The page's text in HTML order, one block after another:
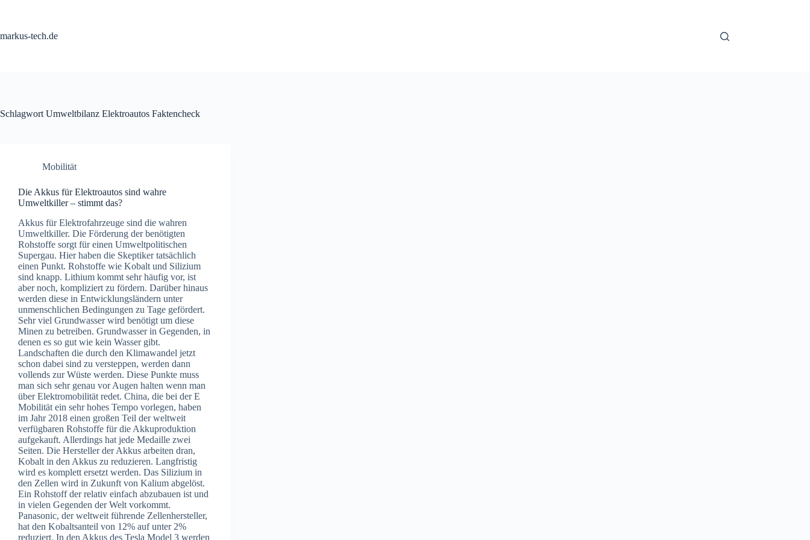
markus-tech.de
Schlagwort Umweltbilanz Elektroautos Faktencheck
Mobilität
Die Akkus für Elektroautos sind wahre
Umweltkiller – stimmt das?
Akkus für Elektrofahrzeuge sind die wahren
Umweltkiller. Die Förderung der benötigten
Rohstoffe sorgt für einen Umweltpolitischen
Supergau. Hier haben die Skeptiker tatsächlich
einen Punkt. Rohstoffe wie Kobalt und Silizium
sind knapp. Lithium kommt sehr häufig vor, ist
aber noch, kompliziert zu fördern. Darüber hinaus
werden diese in Entwicklungsländern unter
unmenschlichen Bedingungen zu Tage gefördert.
Sehr viel Grundwasser wird benötigt um diese
Minen zu betreiben. Grundwasser in Gegenden, in
denen es so gut wie kein Wasser gibt.
Landschaften die durch den Klimawandel jetzt
schon dabei sind zu versteppen, werden dann
vollends zur Wüste werden. Diese Punkte muss
man sich sehr genau vor Augen halten wenn man
über Elektromobilität redet. China, die bei der E
Mobilität ein sehr hohes Tempo vorlegen, haben
im Jahr 2018 einen großen Teil der weltweit
verfügbaren Rohstoffe für die Akkuproduktion
aufgekauft. Allerdings hat jede Medaille zwei
Seiten. Die Hersteller der Akkus arbeiten dran,
Kobalt in den Akkus zu reduzieren. Langfristig
wird es komplett ersetzt werden. Das Silizium in
den Zellen wird in Zukunft von Kalium abgelöst.
Ein Rohstoff der relativ einfach abzubauen ist und
in vielen Gegenden der Welt vorkommt.
Panasonic, der weltweit führende Zellenhersteller,
hat den Kobaltsanteil von 12% auf unter 2%
reduziert. In den Akkus des Tesla Model 3 werden